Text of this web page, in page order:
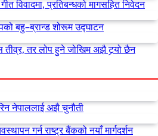
विवादमा, प्रतिबन्धको मागसहित निवेदन
बहु–ब्रान्ड शोरूम उद्घाटन
तीव्र, तर लोप हुने जोखिम अझै टर्‍यो छैन
नेपाललाई अझै चुनौती
गर्न राष्ट्र बैंकको नयाँ मार्गदर्शन